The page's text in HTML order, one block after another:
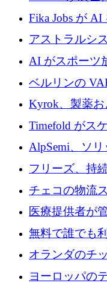
化するために
Fika Jobs が
めに 400 万ド
アストラルシ
素の世界的な
ンドを調達
AI がスポーツ
が 2,000 万ユ
ベルリンの
を拡張するた
Kyrok、製薬
に AI を導入す
Timefold がス
ラクチャを拡
1,300 万ドルを
AlpSemi、ソ
カー技術の進
フリーズ、持
ンス全土に拡
保
チェコの物流
送量が 1 年で
利益を獲得
医療提供者が
a16z が
無料で誰でも
Explorer のご
オランダのチ
Instrumentsが
ヨーロッパの